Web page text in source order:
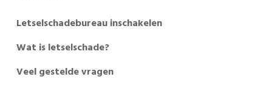
Letselschadebureau inschakelen
Wat is letselschade?
Veel gestelde vragen